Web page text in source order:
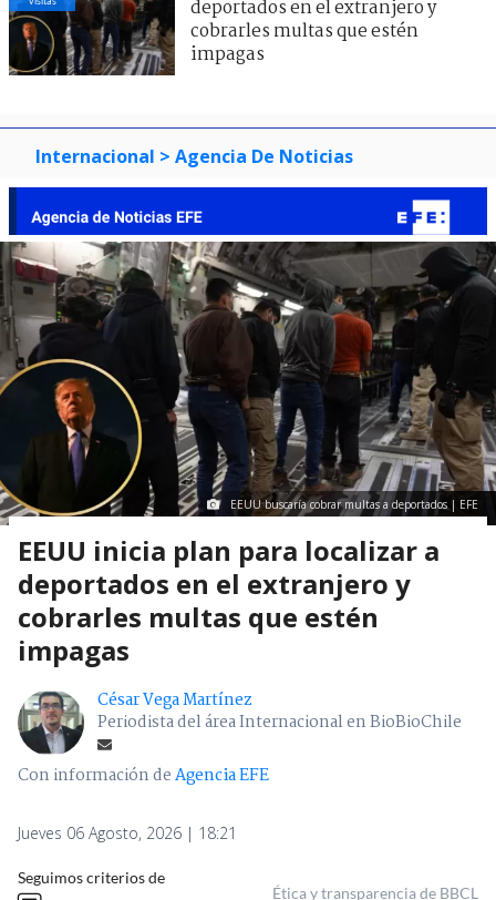
deportados en el extranjero y
cobrarles multas que estén
impagas
Internacional > Agencia De Noticias
EEUU buscaría cobrar multas a deportados | EFE
EEUU inicia plan para localizar a
deportados en el extranjero y
cobrarles multas que estén
impagas
César Vega Martínez
Periodista del área Internacional en BioBioChile
Con información deAgencia EFE
Jueves 06 Agosto, 2026 | 18:21
Seguimos criterios de
Ética y transparencia de BBCL